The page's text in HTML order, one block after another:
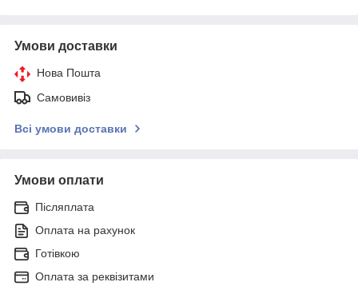
Умови доставки
Нова Пошта
Самовивіз
Всі умови доставки
Умови оплати
Післяплата
Оплата на рахунок
Готівкою
Оплата за реквізитами